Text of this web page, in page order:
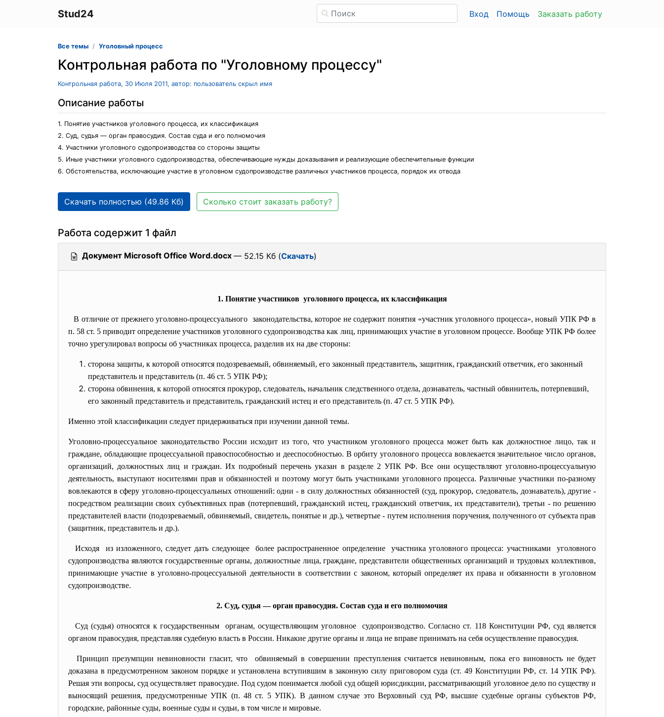
Stud24 Вход Помощь Заказать работу
Все темы Уголовный процесс
Контрольная работа по "Уголовному процессу"
Контрольная работа, 30 Июля 2011, автор: пользователь скрыл имя
Описание работы
1. Понятие участников уголовного процесса, их классификация
2. Суд, судья — орган правосудия. Состав суда и его полномочия
4. Участники уголовного судопроизводства со стороны защиты
5. Иные участники уголовного судопроизводства, обеспечивающие нужды доказывания и реализующие обеспечительные функции
6. Обстоятельства, исключающие участие в уголовном судопроизводстве различных участников процесса, порядок их отвода
Скачать полностью (49.86 Кб) Сколько стоит заказать работу?
Работа содержит 1 файл
Документ Microsoft Office Word.docx — 52.15 Кб (Скачать)
1. Понятие участников уголовного процесса, их классификация
В отличие от прежнего уголовно-процессуального законодательства, которое не содержит понятия «участник уголовного процесса», новый УПК РФ в
п. 58 ст. 5 приводит определение участников уголовного судопроизводства как лиц, принимающих участие в уголовном процессе. Вообще УПК РФ более
точно урегулировал вопросы об участниках процесса, разделив их на две стороны:
сторона защиты, к которой относятся подозреваемый, обвиняемый, его законный представитель, защитник, гражданский ответчик, его законный
представитель и представитель (п. 46 ст. 5 УПК РФ);
сторона обвинения, к которой относятся прокурор, следователь, начальник следственного отдела, дознаватель, частный обвинитель, потерпевший,
его законный представитель и представитель, гражданский истец и его представитель (п. 47 ст. 5 УПК РФ).
Именно этой классификации следует придерживаться при изучении данной темы.
Уголовно-процессуальное законодательство России исходит из того, что участником уголовного процесса может быть как должностное лицо, так и
граждане, обладающие процессуальной правоспособностью и дееспособностью. В орбиту уголовного процесса вовлекается значительное число органов,
организаций, должностных лиц и граждан. Их подробный перечень указан в разделе 2 УПК РФ. Все они осуществляют уголовно-процессуальную
деятельность, выступают носителями прав и обязанностей и поэтому могут быть участниками уголовного процесса. Различные участники по-разному
вовлекаются в сферу уголовно-процессуальных отношений: одни - в силу должностных обязанностей (суд, прокурор, следователь, дознаватель), другие -
посредством реализации своих субъективных прав (потерпевший, гражданский истец, гражданский ответчик, их представители), третьи - по решению
представителей власти (подозреваемый, обвиняемый, свидетель, понятые и др.), четвертые - путем исполнения поручения, полученного от субъекта прав
(защитник, представитель и др.).
Исходя из изложенного, следует дать следующее более распространенное определение участника уголовного процесса: участниками уголовного
судопроизводства являются государственные органы, должностные лица, граждане, представители общественных организаций и трудовых коллективов,
принимающие участие в уголовно-процессуальной деятельности в соответствии с законом, который определяет их права и обязанности в уголовном
судопроизводстве.
2. Суд, судья — орган правосудия. Состав суда и его полномочия
Суд (судья) относятся к государственным органам, осуществляющим уголовное судопроизводство. Согласно ст. 118 Конституции РФ, суд является
органом правосудия, представляя судебную власть в России. Никакие другие органы и лица не вправе принимать на себя осуществление правосудия.
Принцип презумпции невиновности гласит, что обвиняемый в совершении преступления считается невиновным, пока его виновность не будет
доказана в предусмотренном законом порядке и установлена вступившим в законную силу приговором суда (ст. 49 Конституции РФ, ст. 14 УПК РФ).
Решая эти вопросы, суд осуществляет правосудие. Под судом понимается любой суд общей юрисдикции, рассматривающий уголовное дело по существу и
выносящий решения, предусмотренные УПК (п. 48 ст. 5 УПК). В данном случае это Верховный суд РФ, высшие судебные органы субъектов РФ,
городские, районные суды, военные суды и судьи, в том числе и мировые.